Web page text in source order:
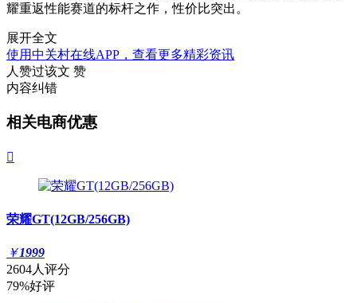
耀重返性能赛道的标杆之作，性价比突出。
展开全文
使用中关村在线APP，查看更多精彩资讯
人赞过该文 赞
内容纠错
相关电商优惠

荣耀GT(12GB/256GB)
￥1999
2604人评分
79%好评